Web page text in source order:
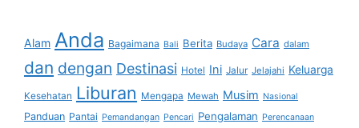
Alam Anda Bagaimana Bali Berita Budaya Cara dalam
dan dengan Destinasi Hotel Ini Jalur Jelajahi Keluarga
Kesehatan Liburan Mengapa Mewah Musim Nasional
Panduan Pantai Pemandangan Pencari Pengalaman Perencanaan